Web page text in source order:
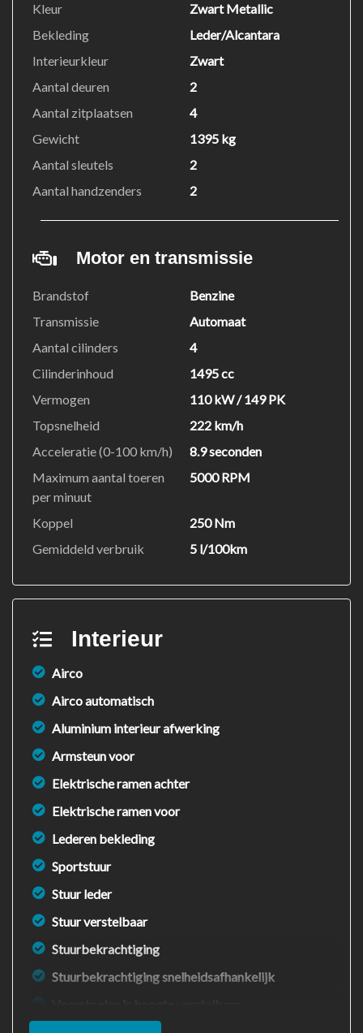
Kleur
Zwart Metallic
Bekleding
Leder/Alcantara
Interieurkleur
Zwart
Aantal deuren
2
Aantal zitplaatsen
4
Gewicht
1395 kg
Aantal sleutels
2
Aantal handzenders
2
Motor en transmissie
Brandstof
Benzine
Transmissie
Automaat
Aantal cilinders
4
Cilinderinhoud
1495 cc
Vermogen
110 kW / 149 PK
Topsnelheid
222 km/h
Acceleratie (0-100 km/h)
8.9 seconden
Maximum aantal toeren
per minuut
5000 RPM
Koppel
250 Nm
Gemiddeld verbruik
5 l/100km
Interieur
Airco
Airco automatisch
Aluminium interieur afwerking
Armsteun voor
Elektrische ramen achter
Elektrische ramen voor
Lederen bekleding
Sportstuur
Stuur leder
Stuur verstelbaar
Stuurbekrachtiging
Stuurbekrachtiging snelheidsafhankelijk